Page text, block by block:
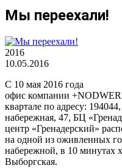
Мы переехали!
2016
10.05.2016
С 10 мая 2016 года
офис компании
квартале по адресу:
набережная, 47, БЦ
центр «Гренадерский»
на одной из оживленных
набережной, в 10 минутах
Выборгская.